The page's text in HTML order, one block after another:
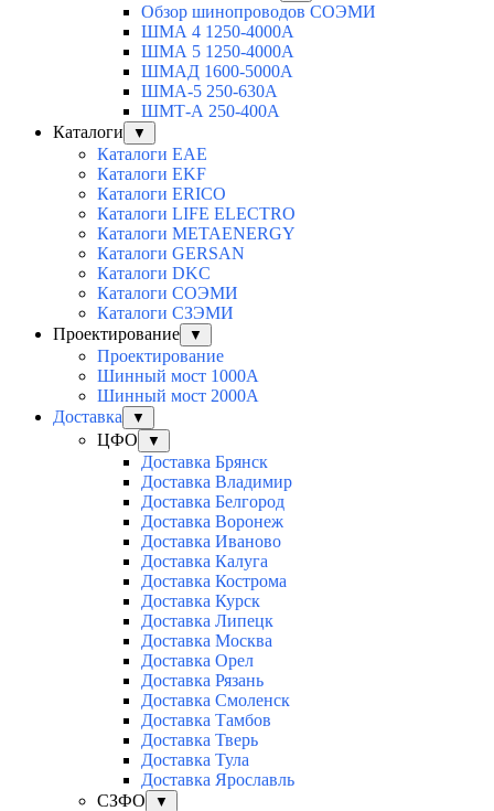
Обзор шинопроводов СОЭМИ
ШМА 4 1250-4000А
ШМА 5 1250-4000А
ШМАД 1600-5000А
ШМА-5 250-630А
ШМТ-А 250-400А
Каталоги
▼
Каталоги EAE
Каталоги EKF
Каталоги ERICO
Каталоги LIFE ELECTRO
Каталоги METAENERGY
Каталоги GERSAN
Каталоги DKC
Каталоги СОЭМИ
Каталоги СЗЭМИ
Проектирование
▼
Проектирование
Шинный мост 1000А
Шинный мост 2000А
Доставка
▼
ЦФО ▼
Доставка Брянск
Доставка Владимир
Доставка Белгород
Доставка Воронеж
Доставка Иваново
Доставка Калуга
Доставка Кострома
Доставка Курск
Доставка Липецк
Доставка Москва
Доставка Орел
Доставка Рязань
Доставка Смоленск
Доставка Тамбов
Доставка Тверь
Доставка Тула
Доставка Ярославль
СЗФО
▼